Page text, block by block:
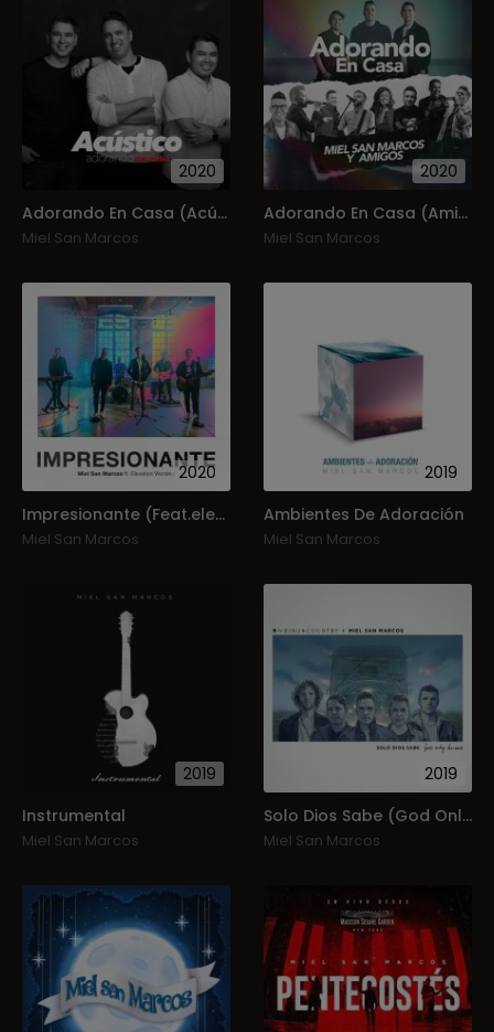
2020
Adorando En Casa (Acústico)
Miel San Marcos
2020
Adorando En Casa (Amigos Invitados)
Miel San Marcos
2020
Impresionante (Feat.elevation Worship) (Single)
Miel San Marcos
2019
Ambientes De Adoración
Miel San Marcos
2019
Instrumental
Miel San Marcos
2019
Solo Dios Sabe (God Only Knows)
Miel San Marcos